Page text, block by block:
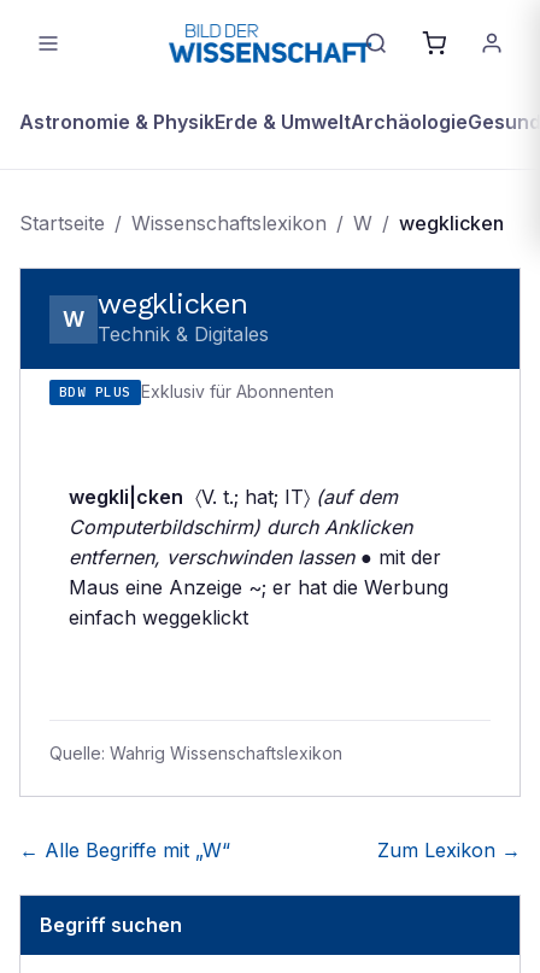
Astronomie & PhysikErde & UmweltArchäologie
Startseite / Wissenschaftslexikon / W / wegklicken
W wegklicken
Technik & Digitales
BDW PLUS Exklusiv für Abonnenten
wegkli|cken 〈V. t.; hat; IT〉 (auf dem
Computerbildschirm) durch Anklicken
entfernen, verschwinden lassen● mit der
Maus eine Anzeige ~; er hat die Werbung
einfach weggeklickt
Quelle: Wahrig Wissenschaftslexikon
← Alle Begriffe mit „W“ Zum Lexikon →
Begriff suchen